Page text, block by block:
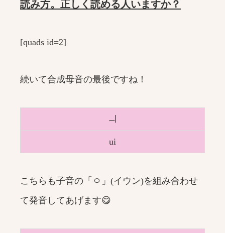
読み方。正しく読める人いますか？
[quads id=2]
続いて合成母音の最後ですね！
ㅢ
ui
こちらも子音の「ㅇ」(イウン)を組み合わせ
て発音してあげます😋